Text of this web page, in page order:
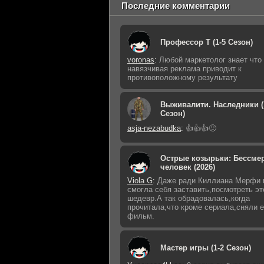
Последние комментарии
Профессор Т (1-5 Сезон)
voronas: Любой маркетолог знает что
навязчивая реклама приводит к
противоположному результату
Выживалити. Наследники
Сезон)
asja-nezabudka: 👍👍👍🙂
Острые козырьки:
человек (2026)
Viola G: Даже ради Киллиана Мерфи
смогла себя заставить,посмотреть
шедевр.А так обрадовалась,когда
прочитала,что кроме сериала,сняли
фильм.
Мастер игры (1-2 Сезон)